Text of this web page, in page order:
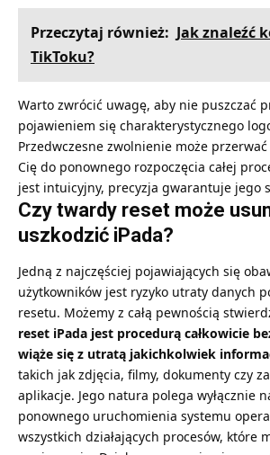
Przeczytaj również: Jak znaleźć
TikToku?
Warto zwrócić uwagę, aby nie puszczać
pojawieniem się charakterystycznego
Przedwczesne zwolnienie może
Cię do ponownego rozpoczęcia całej
jest intuicyjny, precyzja gwarantuje jego
Czy twardy reset może
uszkodzić iPada?
Jedną z najczęściej pojawiających się
użytkowników jest ryzyko utraty danych
resetu. Możemy z całą pewnością
reset iPada jest procedurą całkowicie
wiąże się z utratą jakichkolwiek
takich jak zdjęcia, filmy, dokumenty czy
aplikacje. Jego natura polega wyłącznie
ponownego uruchomienia systemu
wszystkich działających procesów, które